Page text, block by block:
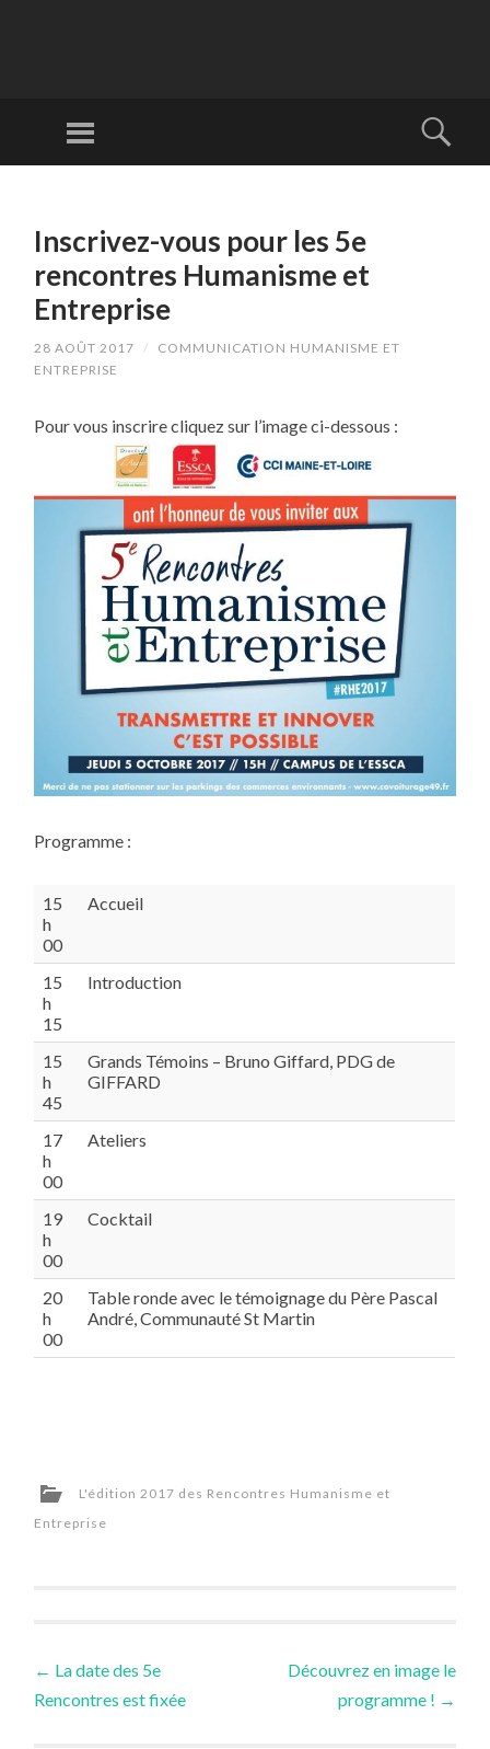
O
N
H
M
A
S
E
ET
E
N
EP
RI
SE
RDV le 27
la 12e édition
en 2025 !
Menu
CONTENUInscrivez-vous pour les 5e
rencontres Humanisme et
Entreprise
28 AOÛT 2017 /
COMMUNICATION HUMANISME ET
ENTREPRISE
Pour vous inscrire cliquez sur l’image ci-dessous :
Programme :
15
h
00
Accueil
15
h
15
Introduction
15
h
45
Grands Témoins – Bruno Giffard, PDG de
GIFFARD
17
h
00
Ateliers
19
h
00
Cocktail
20
h
00
Table ronde avec le témoignage du Père Pascal
André, Communauté St Martin
L'édition 2017 des Rencontres Humanisme et
Entreprise
Navigation
des
← La date des 5e
Rencontres est fixée
Découvrez en image le
programme ! →